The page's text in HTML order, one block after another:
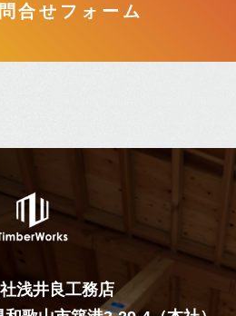
合せフォーム
浅井良工務店